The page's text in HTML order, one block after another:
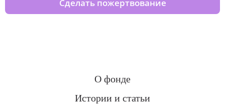
Сделать пожертвование
О фонде
Истории и статьи